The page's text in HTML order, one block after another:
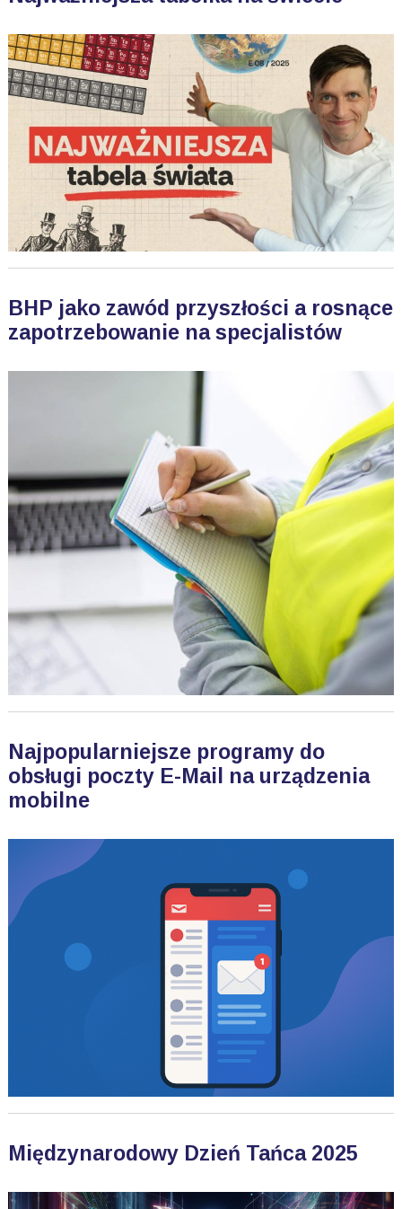
BHP jako zawód przyszłości a rosnące
zapotrzebowanie na specjalistów
Najpopularniejsze programy do
obsługi poczty E-Mail na urządzenia
mobilne
Międzynarodowy Dzień Tańca 2025